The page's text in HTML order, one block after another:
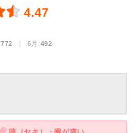
4.47
772 | 6月:492